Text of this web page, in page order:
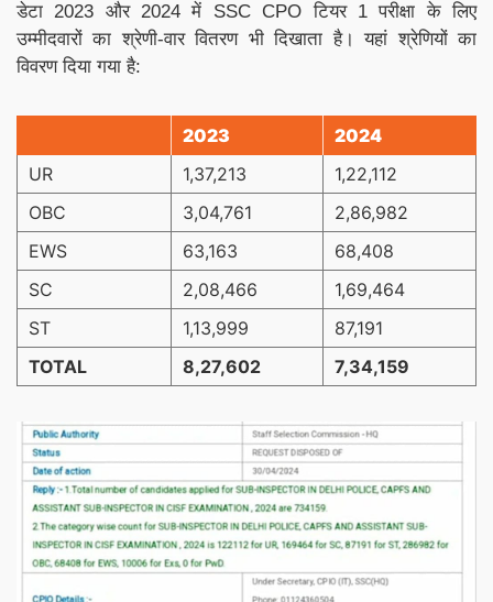
डेटा 2023 और 2024 में SSC CPO टियर 1 परीक्षा के लिए
उम्मीदवारों का श्रेणी-वार वितरण भी दिखाता है। यहां श्रेणियों का
विवरण दिया गया है:
2023
2024
UR
1,37,213
1,22,112
OBC
3,04,761
2,86,982
EWS
63,163
68,408
SC
2,08,466
1,69,464
ST
1,13,999
87,191
TOTAL
8,27,602 7,34,159